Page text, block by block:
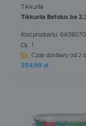
Tikkurila
Tikkurila Betolux ba
Kod produktu:
1
Czas dostawy od 2
254,99 zł